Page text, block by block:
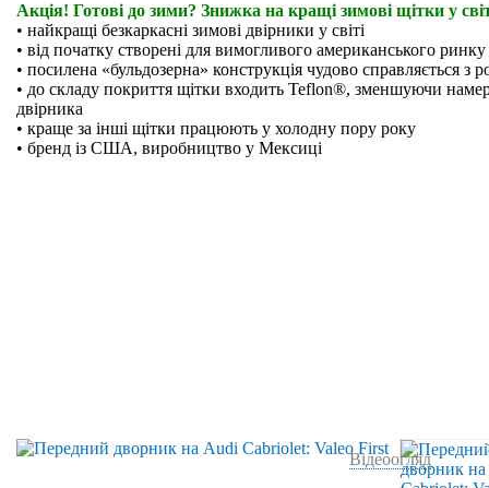
Акція! Готові до зими? Знижка на кращі зимові щітки у
• найкращі безкаркасні зимові двірники у світі
• від початку створені для вимогливого американського ринку
• посилена «бульдозерна» конструкція чудово справляється з
• до складу покриття щітки входить Teflon®, зменшуючи
двірника
• краще за інші щітки працюють у холодну пору року
• бренд із США, виробництво у Мексиці
Відеоогляд